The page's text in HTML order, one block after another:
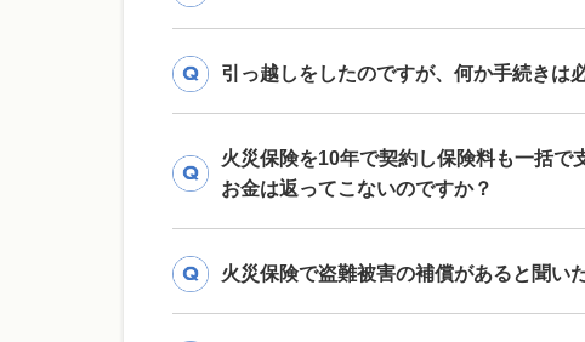
引っ越しをしたのですが、何か手続きは
火災保険を10年で契約し保険料も一括で
お金は返ってこないのですか？
火災保険で盗難被害の補償があると聞い